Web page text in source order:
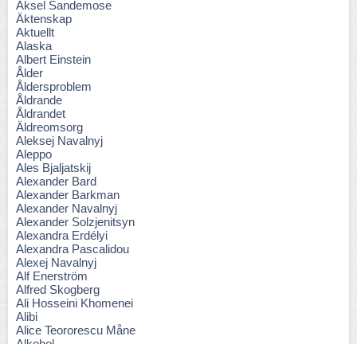
Aksel Sandemose
Äktenskap
Aktuellt
Alaska
Albert Einstein
Ålder
Åldersproblem
Åldrande
Åldrandet
Äldreomsorg
Aleksej Navalnyj
Aleppo
Ales Bjaljatskij
Alexander Bard
Alexander Barkman
Alexander Navalnyj
Alexander Solzjenitsyn
Alexandra Erdélyi
Alexandra Pascalidou
Alexej Navalnyj
Alf Enerström
Alfred Skogberg
Ali Hosseini Khomenei
Alibi
Alice Teororescu Måne